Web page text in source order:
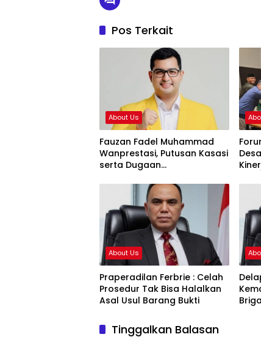
Pos Terkait
About Us
Fauzan Fadel Muhammad
Wanprestasi, Putusan Kasasi
serta Dugaan
Aset PT GME
About Us
Praperadilan Ferbrie : Celah
Prosedur Tak Bisa Halalkan
Asal Usul Barang Bukti
Tinggalkan Balasan